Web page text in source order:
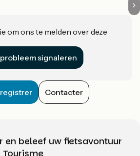
om ons te melden over deze
probleem signaleren
Contacter
en beleef uw fietsavontuur
Tourisme